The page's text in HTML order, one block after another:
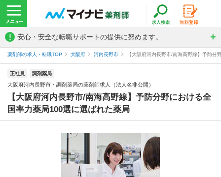
! 安心・安全な転職サポートの提供に努めます。
薬剤師の求人・転職TOP 大阪府 河内長野市 【大阪府河内長野市/南海高野線】予防
正社員 調剤薬局
大阪府河内長野市・調剤薬局の薬剤師求人（法人名非公開）
【大阪府河内長野市/南海高野線】予防分野における全
国率力薬局100選に選ばれた薬局